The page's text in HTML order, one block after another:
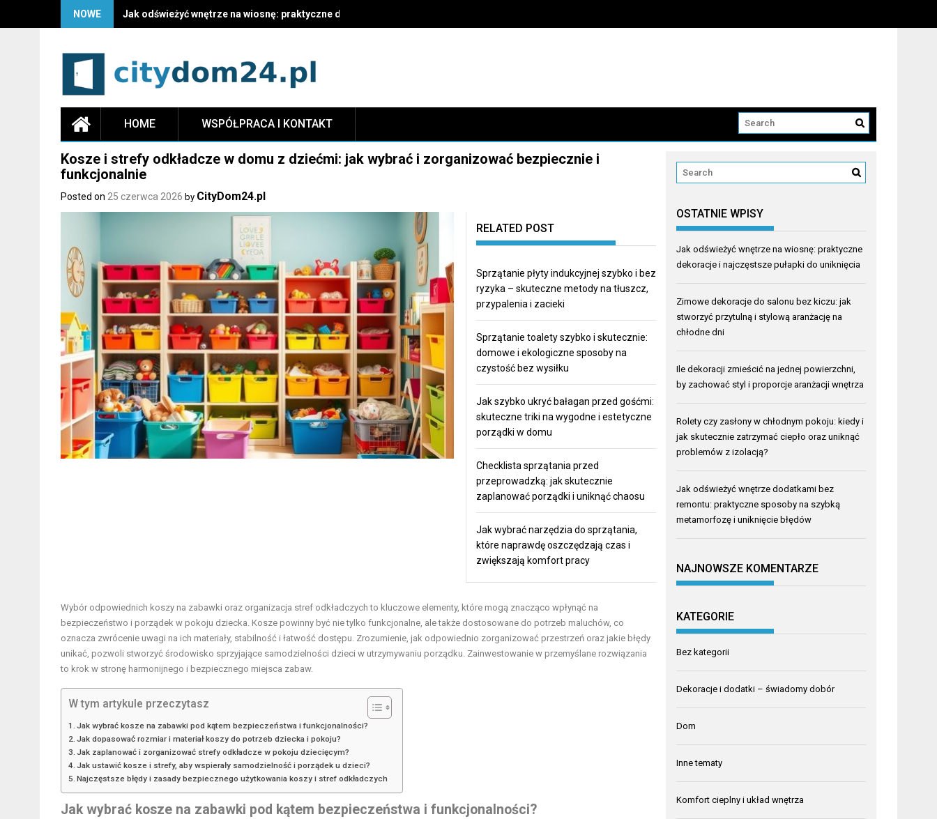
NOWE Jak odświeżyć wnętrze na wiosnę: praktyczne dekoracje i najczęstsze pułapki do uniknięcia
HOME WSPÓŁPRACA I KONTAKT
Kosze i strefy odkładcze w domu z dziećmi: jak wybrać i zorganizować bezpiecznie i
funkcjonalnie
Posted on 25 czerwca 2026 by CityDom24.pl
RELATED POST
Sprzątanie płyty indukcyjnej szybko i bez
ryzyka – skuteczne metody na tłuszcz,
przypalenia i zacieki
Sprzątanie toalety szybko i skutecznie:
domowe i ekologiczne sposoby na
czystość bez wysiłku
Jak szybko ukryć bałagan przed gośćmi:
skuteczne triki na wygodne i estetyczne
porządki w domu
Checklista sprzątania przed
przeprowadzką: jak skutecznie
zaplanować porządki i uniknąć chaosu
Jak wybrać narzędzia do sprzątania,
które naprawdę oszczędzają czas i
zwiększają komfort pracy
Wybór odpowiednich koszy na zabawki oraz organizacja stref odkładczych to kluczowe elementy, które mogą znacząco wpłynąć na
bezpieczeństwo i porządek w pokoju dziecka. Kosze powinny być nie tylko funkcjonalne, ale także dostosowane do potrzeb maluchów, co
oznacza zwrócenie uwagi na ich materiały, stabilność i łatwość dostępu. Zrozumienie, jak odpowiednio zorganizować przestrzeń oraz jakie błędy
unikać, pozwoli stworzyć środowisko sprzyjające samodzielności dzieci w utrzymywaniu porządku. Zainwestowanie w przemyślane rozwiązania
to krok w stronę harmonijnego i bezpiecznego miejsca zabaw.
W tym artykule przeczytasz
Jak wybrać kosze na zabawki pod kątem bezpieczeństwa i funkcjonalności?
Jak dopasować rozmiar i materiał koszy do potrzeb dziecka i pokoju?
Jak zaplanować i zorganizować strefy odkładcze w pokoju dziecięcym?
Jak ustawić kosze i strefy, aby wspierały samodzielność i porządek u dzieci?
Najczęstsze błędy i zasady bezpiecznego użytkowania koszy i stref odkładczych
Jak wybrać kosze na zabawki pod kątem bezpieczeństwa i funkcjonalności?
OSTATNIE WPISY
Jak odświeżyć wnętrze na wiosnę: praktyczne
dekoracje i najczęstsze pułapki do uniknięcia
Zimowe dekoracje do salonu bez kiczu: jak
stworzyć przytulną i stylową aranżację na
chłodne dni
Ile dekoracji zmieścić na jednej powierzchni,
by zachować styl i proporcje aranżacji wnętrza
Rolety czy zasłony w chłodnym pokoju: kiedy i
jak skutecznie zatrzymać ciepło oraz uniknąć
problemów z izolacją?
Jak odświeżyć wnętrze dodatkami bez
remontu: praktyczne sposoby na szybką
metamorfozę i uniknięcie błędów
NAJNOWSZE KOMENTARZE
KATEGORIE
Bez kategorii
Dekoracje i dodatki – świadomy dobór
Dom
Inne tematy
Komfort cieplny i układ wnętrza